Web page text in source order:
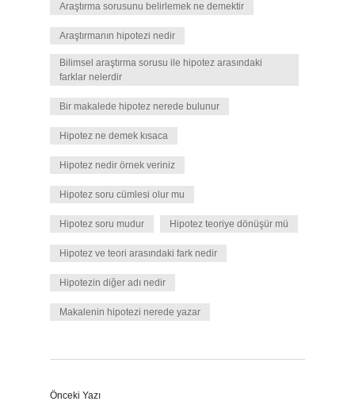
Araştırma sorusunu belirlemek ne demektir
Araştırmanın hipotezi nedir
Bilimsel araştırma sorusu ile hipotez arasındaki
farklar nelerdir
Bir makalede hipotez nerede bulunur
Hipotez ne demek kısaca
Hipotez nedir örnek veriniz
Hipotez soru cümlesi olur mu
Hipotez soru mudur Hipotez teoriye dönüşür mü
Hipotez ve teori arasındaki fark nedir
Hipotezin diğer adı nedir
Makalenin hipotezi nerede yazar
Önceki Yazı